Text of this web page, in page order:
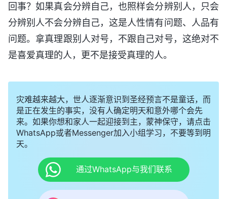
回事？如果真会分辨自己，也照样会分辨别人，只会
分辨别人不会分辨自己，这是人性情有问题、人品有
问题。拿真理跟别人对号，不跟自己对号，这绝对不
是喜爱真理的人，更不是接受真理的人。
灾难越来越大，世人逐渐意识到圣经预言不是童话，而
是正在发生的事实，没有人确定明天和意外哪个会先
来。如果你想和家人一起迎接到主，蒙神保守，请点击
WhatsApp或者Messenger加入小组学习，不要等到明
天。
通过WhatsApp与我们联系